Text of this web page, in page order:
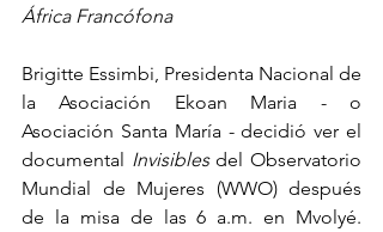
África Francófona
Brigitte Essimbi, Presidenta Nacional de
la Asociación Ekoan Maria - o
Asociación Santa María - decidió ver el
documental Invisibles del Observatorio
Mundial de Mujeres (WWO) después
de la misa de las 6 a.m. en Mvolyé.